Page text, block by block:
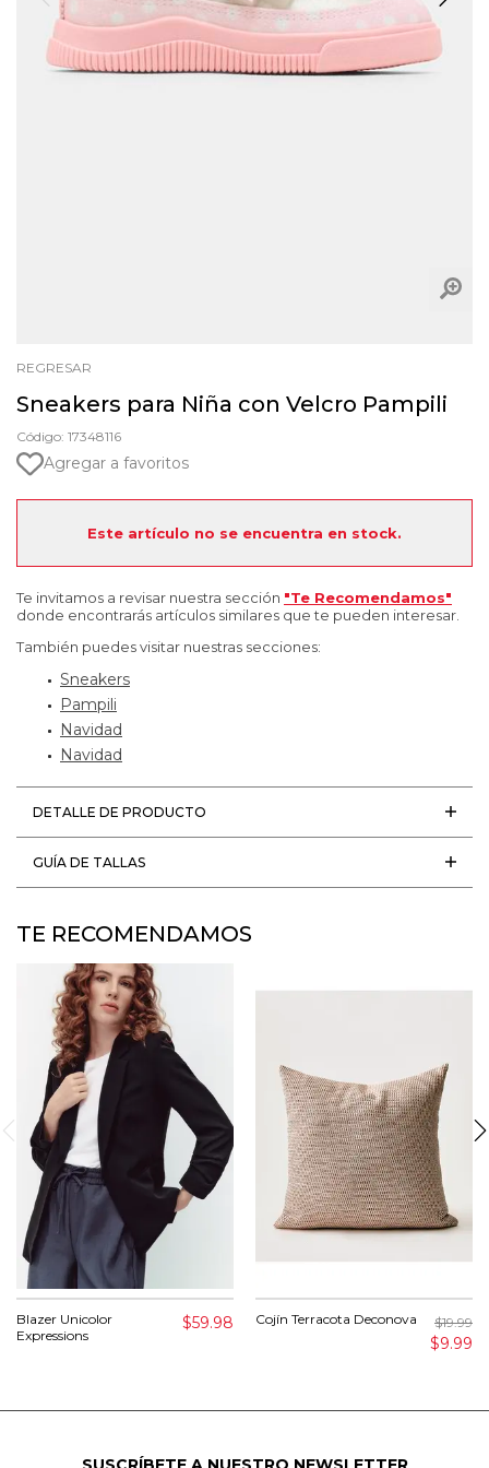
REGRESAR
Sneakers para Niña con Velcro Pampili
Código: 17348116
Agregar a favoritos
Este artículo no se encuentra en stock.
Te invitamos a revisar nuestra sección "Te Recomendamos"
donde encontrarás artículos similares que te pueden interesar.
También puedes visitar nuestras secciones:
Sneakers
Pampili
Navidad
Navidad
DETALLE DE PRODUCTO
GUÍA DE TALLAS
TE RECOMENDAMOS
Blazer Unicolor
Expressions
$59.98 Cojín Terracota Deconova $19.99
$9.99